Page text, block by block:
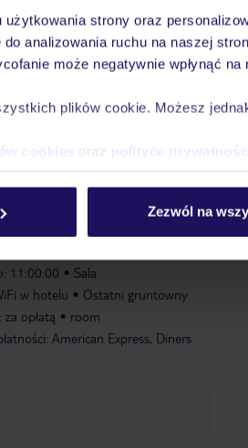
strony oraz
analizowania ruchu na naszej
może negatywnie wpłynąć na
plików cookie. Możesz
cookies oraz polityce
Zezwól na
powyżej 12 roku życia.
hydromasażem
11:00:00
Sala
w hotelu
Ostatni gruntowny
opłatą
room
American Express, Diners